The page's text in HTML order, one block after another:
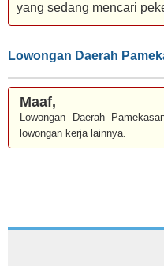
yang sedang mencari
Lowongan Daerah
Maaf,
Lowongan Daerah
lowongan kerja lainnya.